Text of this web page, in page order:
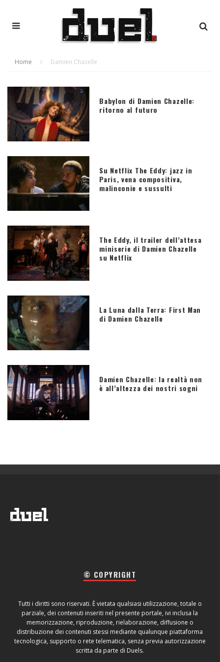
Home Damien Chazelle
Babylon di Damien Chazelle:
ritorno al futuro
Su Netflix The Eddy: jazz in
Paris, vena compositiva,
malinconie e sussulti
The Eddy, il trailer dell’attesa
miniserie di Damien Chazelle
su Netflix
La Luna dalla Terra: First Man
di Damien Chazelle
Damien Chazelle: la realtà non
è all’altezza dei nostri sogni
© COPYRIGHT
Tutti i diritti sono riservati. È vietata qualsiasi utilizzazione, totale o
parziale, dei contenuti inseriti nel presente portale, ivi inclusa la
memorizzazione, riproduzione, rielaborazione, diffusione o
distribuzione dei contenuti stessi mediante qualunque piattaforma
tecnologica, supporto o rete telematica, senza previa autorizzazione
scritta da parte di Duels.